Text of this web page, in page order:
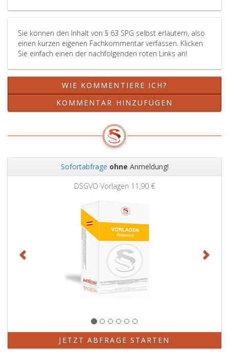
löschen
Für
Daten,
die
in
der
Zentralen
verarbeitet
58
und
59.
nicht
ist.
Die
Protokollaufzeichnungen
sind
drei
Jahre
aufzubewahren
und
zu
löschen.
der
Protokollierung
ausgenommen
ausschließlich
programmgesteuerte
Abfragen
gemäß
Paragraph
54,
Absatz
4
b,,
denn,
es
handelt
Sie können den Inhalt von § 63 SPG selbst erläutern, also
einen kurzen eigenen Fachkommentar verfassen. Klicken
Sie einfach einen der nachfolgenden roten Links an!
WIE KOMMENTIERE ICH?
KOMMENTAR HINZUFÜGEN
Sofortabfrage ohne Anmeldung!
DSGVO Vorlagen 11,90 €
JETZT ABFRAGE STARTEN